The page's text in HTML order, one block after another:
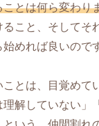
とは何ら変わり
こと、そしてそ
めれば良いので
とは、目覚めて
解していない」